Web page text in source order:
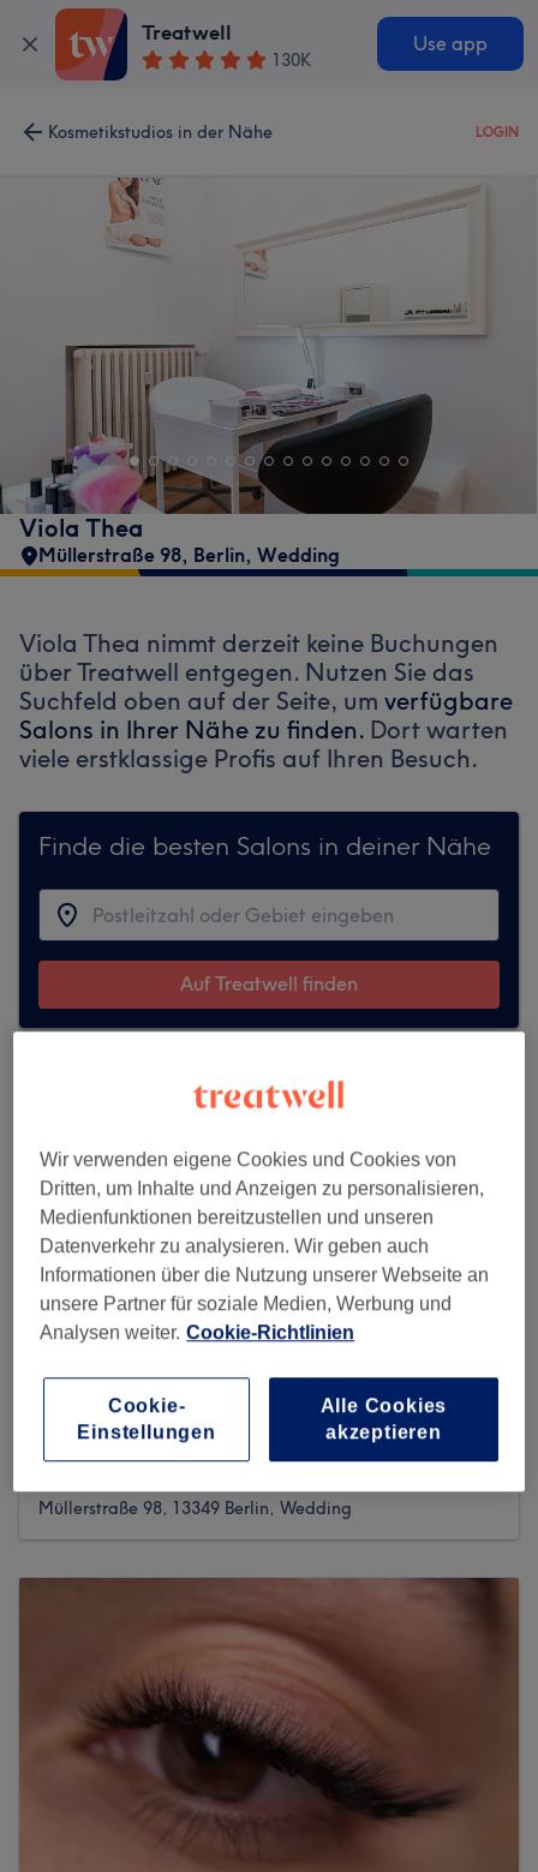
Treatwell
130K
Use app
Kosmetikstudios in der Nähe LOGIN
Viola Thea
Müllerstraße 98, Berlin, Wedding
Viola Thea nimmt derzeit keine Buchungen
über Treatwell entgegen. Nutzen Sie das
Suchfeld oben auf der Seite, um verfügbare
Salons in Ihrer Nähe zu finden. Dort warten
viele erstklassige Profis auf Ihren Besuch.
Finde die besten Salons in deiner Nähe
Auf Treatwell finden
Kosmetikinstitut SBeauty
Müllerstraße 98, 13349 Berlin, Wedding
Wir verwenden eigene Cookies und Cookies von
Dritten, um Inhalte und Anzeigen zu personalisieren,
Medienfunktionen bereitzustellen und unseren
Datenverkehr zu analysieren. Wir geben auch
Informationen über die Nutzung unserer Webseite an
unsere Partner für soziale Medien, Werbung und
Analysen weiter. Cookie-Richtlinien
Cookie-
Einstellungen
Alle Cookies
akzeptieren